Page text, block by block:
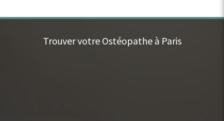
Trouver votre Ostéopathe à Paris